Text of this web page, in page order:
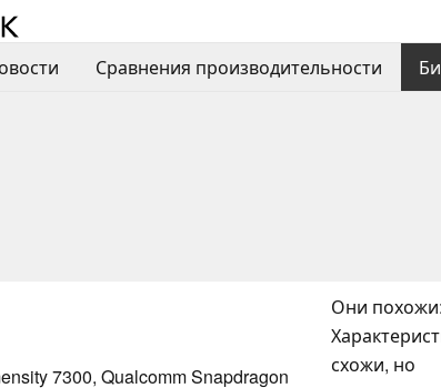
Сравнения производительности
7300, Qualcomm Snapdragon
Они похожи:
схожи, но